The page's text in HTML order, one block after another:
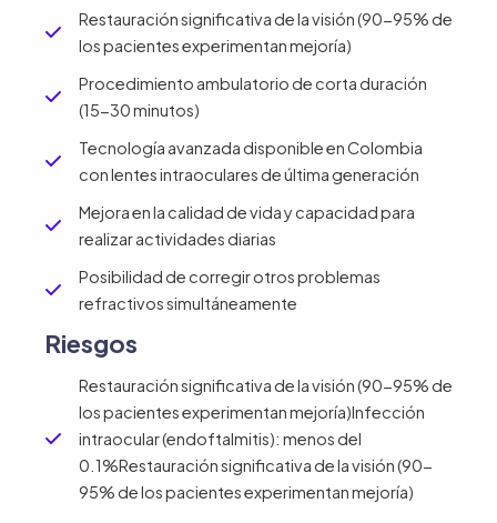
Restauración significativa de la visión (90-95% de
los pacientes experimentan mejoría)
Procedimiento ambulatorio de corta duración
(15-30 minutos)
Tecnología avanzada disponible en Colombia
con lentes intraoculares de última generación
Mejora en la calidad de vida y capacidad para
realizar actividades diarias
Posibilidad de corregir otros problemas
refractivos simultáneamente
Riesgos
Restauración significativa de la visión (90-95% de
los pacientes experimentan mejoría)Infección
intraocular (endoftalmitis): menos del
0.1%Restauración significativa de la visión (90-
95% de los pacientes experimentan mejoría)